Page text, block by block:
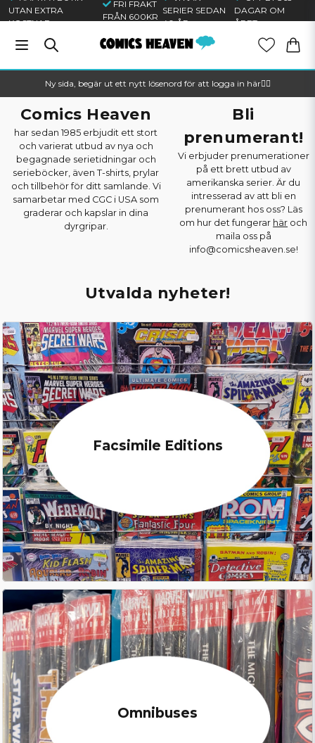
UTAN EXTRA
KOSTNAD
FRI FRAKT
FRÅN 600KR
SERIER SEDAN
40 ÅR
DAGAR OM
ÅRET
Ny sida, begär ut ett nytt lösenord för att logga in här🦸‍♂️
Comics Heaven
har sedan 1985 erbjudit ett stort
och varierat utbud av nya och
begagnade serietidningar och
serieböcker, även T-shirts, prylar
och tillbehör för ditt samlande. Vi
samarbetar med CGC i USA som
graderar och kapslar in dina
dyrgripar.
Bli
prenumerant!
Vi erbjuder prenumerationer
på ett brett utbud av
amerikanska serier. Är du
intresserad av att bli en
prenumerant hos oss? Läs
om hur det fungerar här och
maila oss på
info@comicsheaven.se!
Utvalda nyheter!
Facsimile Editions
Omnibuses